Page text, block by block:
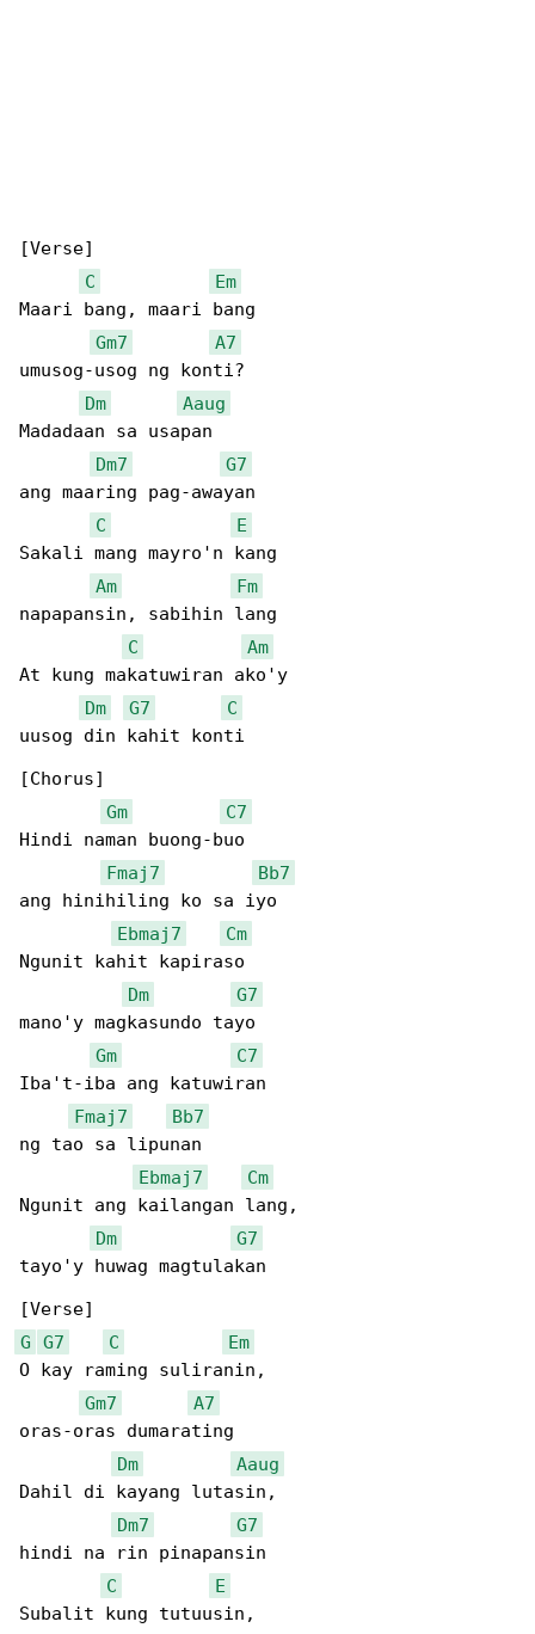
[Verse]
C
Em
Maari bang, maari bang
Gm7
A7
umusog-usog ng konti?
Dm
Aaug
Madadaan sa usapan
Dm7
G7
ang maaring pag-awayan
C
E
Sakali mang mayro'n kang
Am
Fm
napapansin, sabihin lang
C
Am
At kung makatuwiran ako'y
Dm
G7
C
uusog din kahit konti
[Chorus]
Gm
C7
Hindi naman buong-buo
Fmaj7
Bb7
ang hinihiling ko sa iyo
Ebmaj7
Cm
Ngunit kahit kapiraso
Dm
G7
mano'y magkasundo tayo
Gm
C7
Iba't-iba ang katuwiran
Fmaj7
Bb7
ng tao sa lipunan
Ebmaj7
Cm
Ngunit ang kailangan lang,
Dm
G7
tayo'y huwag magtulakan
G
G7 C
Em
O kay raming suliranin,
Gm7
A7
oras-oras dumarating
Dm
Aaug
Dahil di kayang lutasin,
Dm7
G7
hindi na rin pinapansin
C
E
Subalit kung tutuusin,